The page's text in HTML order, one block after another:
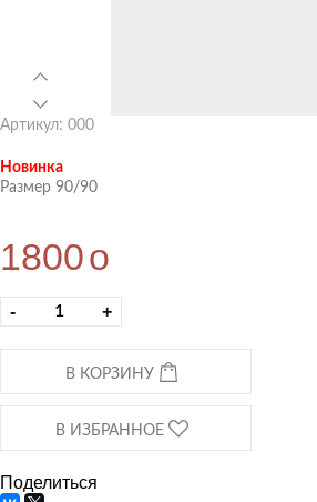
Артикул: 000
Новинка
Размер 90/90
1800o
- +
В КОРЗИНУ
В ИЗБРАННОЕ
Поделиться